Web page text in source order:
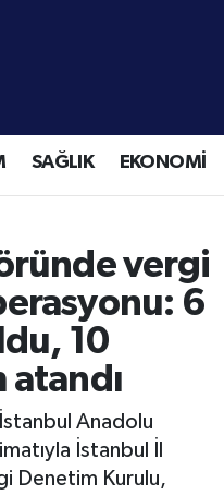
SAĞLIK EKONOMİ
vergi
6
10
Anadolu
İstanbul İl
Denetim Kurulu,
Fikstür